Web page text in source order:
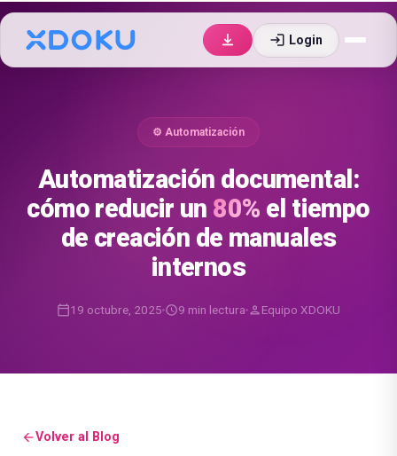
login Login
⚙️ Automatización
Automatización documental:
cómo reducir un 80% el tiempo
de creación de manuales
internos
calendar_today 19 octubre, 2025 schedule9 min lectura person Equipo XDOKU
arrow_backVolver al Blog